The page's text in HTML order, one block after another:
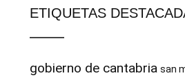
ETIQUETAS
gobierno de cantabria san